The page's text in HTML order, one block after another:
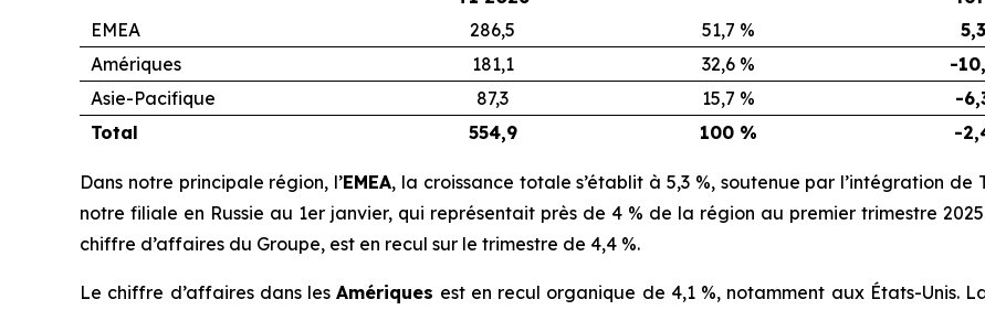
EMEA 286,5 51,7 %
Amériques
181,1 32,6 % -
Asie-Pacifique
87,3 15,7 % -
Total
554,9 100 % -
Dans notre principale région, l’EMEA, la croissance totale s’établit à 5,3 %, soutenue par l’intégration de
notre filiale en Russie au 1er janvier, qui représentait près de 4 % de la région au premier trimestre
chiffre d’affaires du Groupe, est en recul sur le trimestre de 4,4 %.
Le chiffre d’affaires dans lesAmériques est en recul organique de 4,1 %, notamment aux États-Unis.